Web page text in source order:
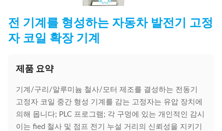
전 기계를 형성하는 자동차 발전기 고정
자 코일 확장 기계
제품 요약
기계/구리/알루미늄 철사/모터 제조를 결성하는 전동기
고정자 코일 중간 형성 기계를 감는 고정자는 유압 장치에
의해 몹니다; PLC 프로그램; 각 구멍에 있는 개인적인 감시
이는 fied 철사 및 점프 전기 누설 거리의 신뢰성을 지키기